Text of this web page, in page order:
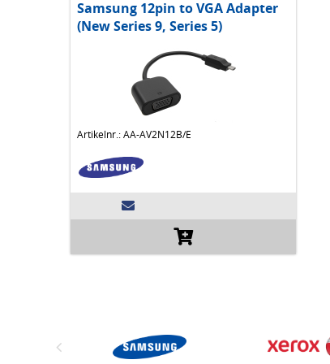
Samsung 12pin to VGA Adapter
(New Series 9, Series 5)
Artikelnr.: AA-AV2N12B/E